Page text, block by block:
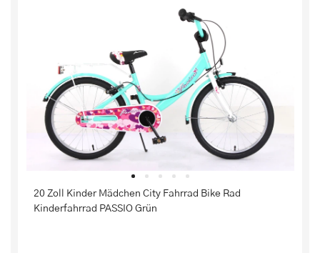
20 Zoll Kinder Mädchen City Fahrrad Bike Rad
Kinderfahrrad PASSIO Grün